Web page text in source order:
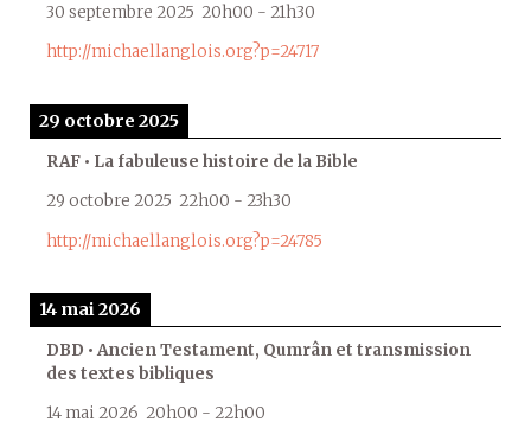
30 septembre 2025 20h00 - 21h30
http://michaellanglois.org?p=24717
29 octobre 2025
RAF • La fabuleuse histoire de la Bible
29 octobre 2025 22h00 - 23h30
http://michaellanglois.org?p=24785
14 mai 2026
DBD • Ancien Testament, Qumrân et transmission
des textes bibliques
14 mai 2026 20h00 - 22h00